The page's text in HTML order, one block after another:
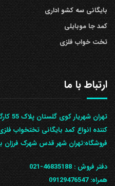
بایگانی سه کشو اداری
کمد جا موبایلی
تخت خواب فلزی
ارتباط با ما
تهران
کننده انواع کمد بایگانی تختخواب
ف‍روشگاه:تهران شهر قدس شهرک فرزان
دفتر فروش :46835188-021
همراه:09129476547